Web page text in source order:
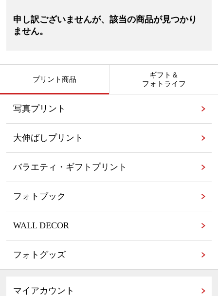
申し訳ございませんが、該当の商品が見つかり
ません。
プリント商品
写真プリント
大伸ばしプリント
バラエティ・ギフトプリント
フォトブック
WALL DECOR
フォトグッズ
ギフト＆
フォトライフ
マイアカウント